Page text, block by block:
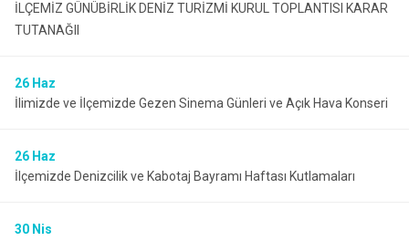
İLÇEMİZ GÜNÜBİRLİK DENİZ TURİZMİ KURUL TOPLANTISI KARAR
TUTANAĞII
26 Haz
İlimizde ve İlçemizde Gezen Sinema Günleri ve Açık Hava Konseri
26 Haz
İlçemizde Denizcilik ve Kabotaj Bayramı Haftası Kutlamaları
30 Nis